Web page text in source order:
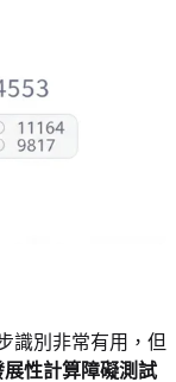
識別非常有用，但
展性計算障礙測試